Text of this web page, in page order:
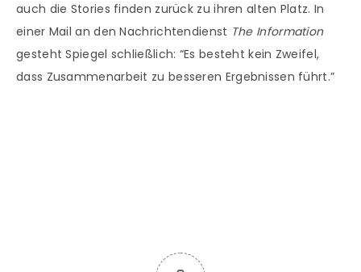
auch die Stories finden zurück zu ihren alten Platz. In
einer Mail an den Nachrichtendienst The Information
gesteht Spiegel schließlich: “Es besteht kein Zweifel,
dass Zusammenarbeit zu besseren Ergebnissen führt.”